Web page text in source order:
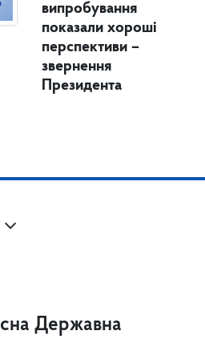
випробування
показали хороші
перспективи –
звернення
Президента
Державна